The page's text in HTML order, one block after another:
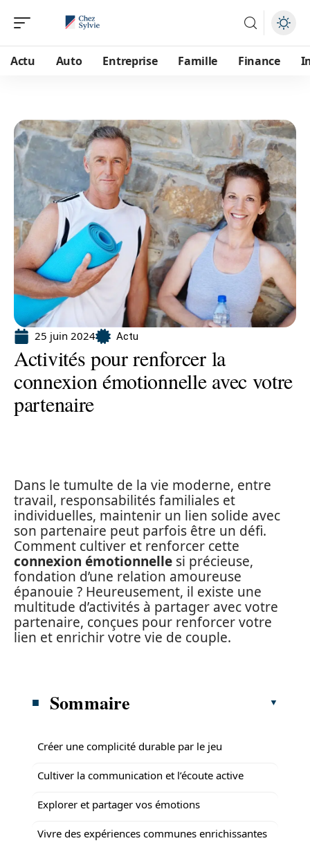
Actu Auto Entreprise Famille Finance
25 juin 2024 Actu
Activités pour renforcer la
connexion émotionnelle avec votre
partenaire
Dans le tumulte de la vie moderne, entre
travail, responsabilités familiales et
individuelles, maintenir un lien solide avec
son partenaire peut parfois être un défi.
Comment cultiver et renforcer cette
connexion émotionnelle si précieuse,
fondation d’une relation amoureuse
épanouie ? Heureusement, il existe une
multitude d’activités à partager avec votre
partenaire, conçues pour renforcer votre
lien et enrichir votre vie de couple.
Sommaire
Créer une complicité durable par le jeu
Cultiver la communication et l’écoute active
Explorer et partager vos émotions
Vivre des expériences communes enrichissantes